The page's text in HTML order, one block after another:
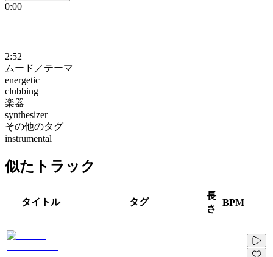
0:00
2:52
ムード／テーマ
energetic
clubbing
楽器
synthesizer
その他のタグ
instrumental
似たトラック
タイトル タグ
長
さ
BPM